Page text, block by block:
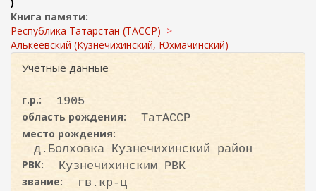
и
с
к
Книга памяти:
Республика Татарстан (ТАССР)
Алькеевский (Кузнечихинский, Юхмачинский)
Учетные данные
г.р.:
1905
область рождения:
ТатАССР
место рождения:
д.Болховка Кузнечихинский район
РВК:
Кузнечихинским РВК
звание:
гв.кр-ц